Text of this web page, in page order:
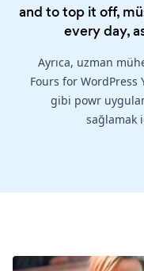
and to top it off,
every day,
Ayrıca, uzman
Fours for WordPress
gibi powr
sağlamak